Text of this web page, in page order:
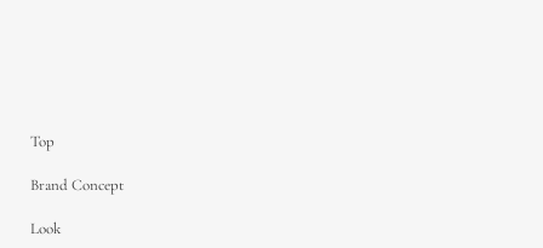
Top
Brand Concept
Look